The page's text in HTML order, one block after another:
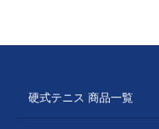
硬式テニス 商品一覧